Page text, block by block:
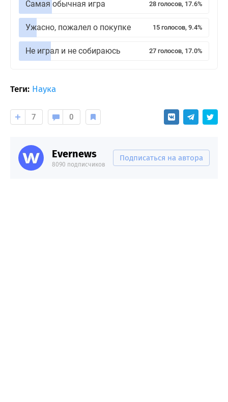
Самая обычная игра 28 голосов, 17.6%
Ужасно, пожалел о покупке 15 голосов, 9.4%
Не играл и не собираюсь 27 голосов, 17.0%
Теги: Наука
7 0
Evernews
8090 подписчиков
Подписаться на автора